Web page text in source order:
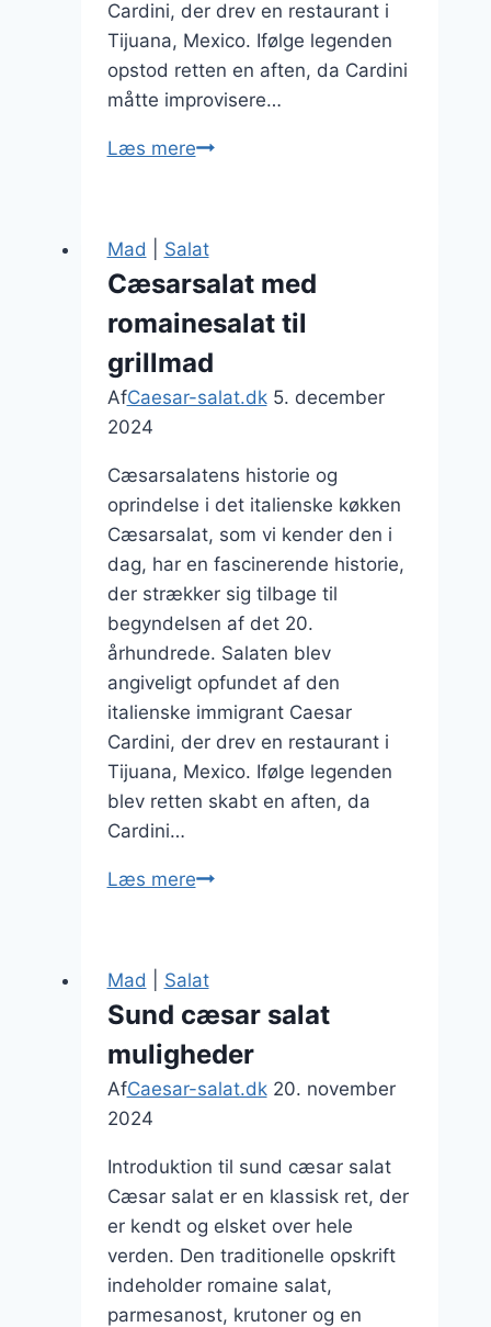
Cardini, der drev en restaurant i
Tijuana, Mexico. Ifølge legenden
opstod retten en aften, da Cardini
måtte improvisere…
Læs mereCæsarsalat
i
ovnen
Mad Salat
Cæsarsalat med
romainesalat til
grillmad
AfCaesar-salat.dk 5. december
2024
Cæsarsalatens historie og
oprindelse i det italienske køkken
Cæsarsalat, som vi kender den i
dag, har en fascinerende historie,
der strækker sig tilbage til
begyndelsen af det 20.
århundrede. Salaten blev
angiveligt opfundet af den
italienske immigrant Caesar
Cardini, der drev en restaurant i
Tijuana, Mexico. Ifølge legenden
blev retten skabt en aften, da
Cardini…
Læs mereCæsarsalat
grillmad
Mad Salat
Sund cæsar salat
muligheder
AfCaesar-salat.dk 20. november
2024
Introduktion til sund cæsar salat
Cæsar salat er en klassisk ret, der
er kendt og elsket over hele
verden. Den traditionelle opskrift
indeholder romaine salat,
parmesanost, krutoner og en